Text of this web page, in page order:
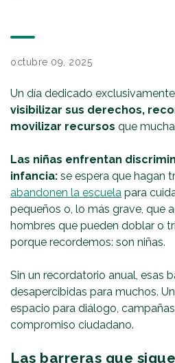
octubre 09, 2025
Un día dedicado
visibilizar sus derechos,
movilizar recursos que
Las niñas enfrentan
infancia: se espera que hagan
abandonen la escuela para
pequeños o, lo más grave, que
hombres que pueden doblar o
porque recordemos: son niñas.
Sin un recordatorio anual, esas
desapercibidas para muchos.
espacio para diálogo,
compromiso ciudadano.
Las barreras que